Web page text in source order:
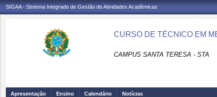
SIGAA - Sistema Integrado de Gestão de Atividades Acadêmicas
CURSO DE TÉCNICO EM
CAMPUS SANTA TERESA - STA
Apresentação Ensino Calendário Notícias